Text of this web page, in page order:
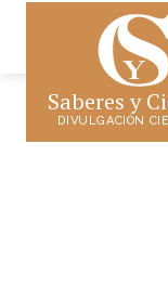
Saberes y
DIVULGACIÓN